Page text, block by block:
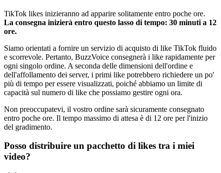
TikTok likes inizieranno ad apparire solitamente entro poche ore.
La consegna inizierà entro questo lasso di tempo: 30 minuti a 12
ore.
Siamo orientati a fornire un servizio di acquisto di like TikTok fluido
e scorrevole. Pertanto, BuzzVoice consegnerà i like rapidamente per
ogni singolo ordine. A seconda delle dimensioni dell'ordine e
dell'affollamento dei server, i primi like potrebbero richiedere un po'
più di tempo per essere visualizzati, poiché abbiamo un limite di
capacità sul numero di like che possiamo gestire ogni ora.
Non preoccupatevi, il vostro ordine sarà sicuramente consegnato
entro poche ore. Il tempo massimo di attesa è di 12 ore per l'inizio
del gradimento.
Posso distribuire un pacchetto di likes tra i miei
video?